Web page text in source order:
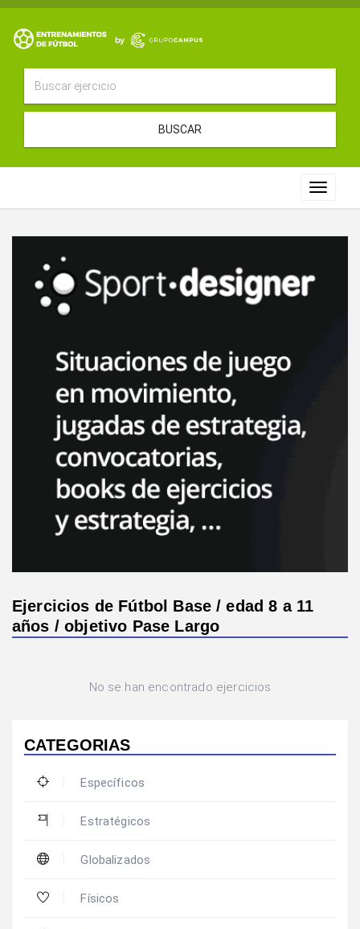
BUSCAR
Toggle
Ejercicios de Fútbol Base / edad 8 a 11
años / objetivo Pase Largo
No se han encontrado ejercicios
CATEGORIAS
Específicos
Estratégicos
Globalizados
Físicos